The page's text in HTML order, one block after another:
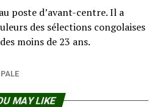
poste d’avant-centre. Il a
des sélections congolaises
moins de 23 ans.
MAY LIKE